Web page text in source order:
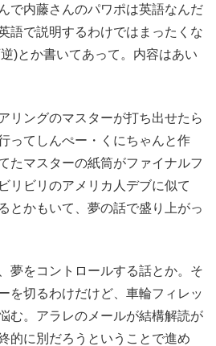
で内藤さんのパワポは英語なんだ
語で説明するわけではまったくな
)とか書いてあって。内容はあい
リングのマスターが打ち出せたら
ってしんぺー・くにちゃんと作
たマスターの紙筒がファイナルフ
リビリのアメリカ人デブに似て
とかもいて、夢の話で盛り上がっ
夢をコントロールする話とか。そ
を切るわけだけど、車輪フィレッ
む。アラレのメールが結構解読が
的に別だろうということで進め